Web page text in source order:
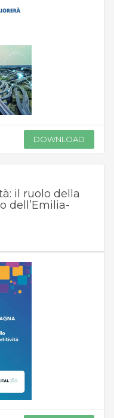
DOWNLOAD
il ruolo della
dell’Emilia-